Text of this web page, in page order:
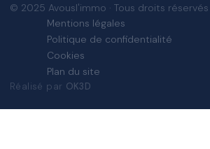
© 2025 Avousl'immo · Tous droits réservés
Mentions légales
Politique de confidentialité
Cookies
Plan du site
Réalisé par OK3D